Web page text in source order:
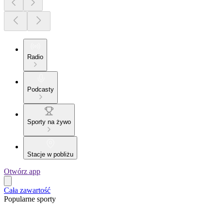
Radio
Podcasty
Sporty na żywo
Stacje w pobliżu
Otwórz app
Cała zawartość
Popularne sporty